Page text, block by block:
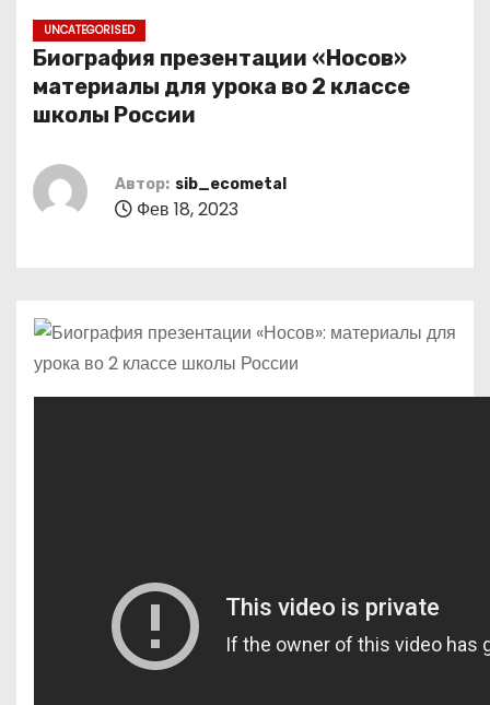
UNCATEGORISED
Биография презентации «Носов»
материалы для урока во 2 классе
школы России
Автор: sib_ecometal
Фев 18, 2023